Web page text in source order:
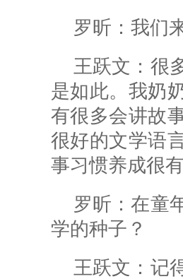
罗昕： 我们
王跃文：很
是如此。我奶
有很多会讲故
很好的文学语
事习惯养成很有
罗昕：在童
学的种子？
王跃文：记